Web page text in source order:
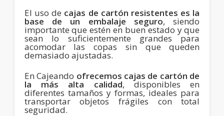
El uso de cajas de cartón resistentes es la
base de un embalaje seguro, siendo
importante que estén en buen estado y que
sean lo suficientemente grandes para
acomodar las copas sin que queden
demasiado ajustadas.
En Cajeando ofrecemos cajas de cartón de
la más alta calidad, disponibles en
diferentes tamaños y formas, ideales para
transportar objetos frágiles con total
seguridad.